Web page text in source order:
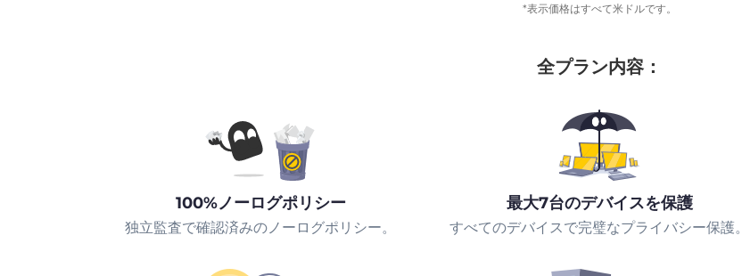
*表示価格はすべて米ドルです。
全プラン内容：
100%ノーログポリシー
独立監査で確認済みのノーログポリシー。
最大7台のデバイスを保護
すべてのデバイスで完璧なプライバシー保護。